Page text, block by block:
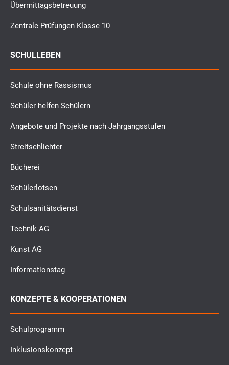
Übermittagsbetreuung
Zentrale Prüfungen Klasse 10
SCHULLEBEN
Schule ohne Rassismus
Schüler helfen Schülern
Angebote und Projekte nach Jahrgangsstufen
Streitschlichter
Bücherei
Schülerlotsen
Schulsanitätsdienst
Technik AG
Kunst AG
Informationstag
KONZEPTE & KOOPERATIONEN
Schulprogramm
Inklusionskonzept